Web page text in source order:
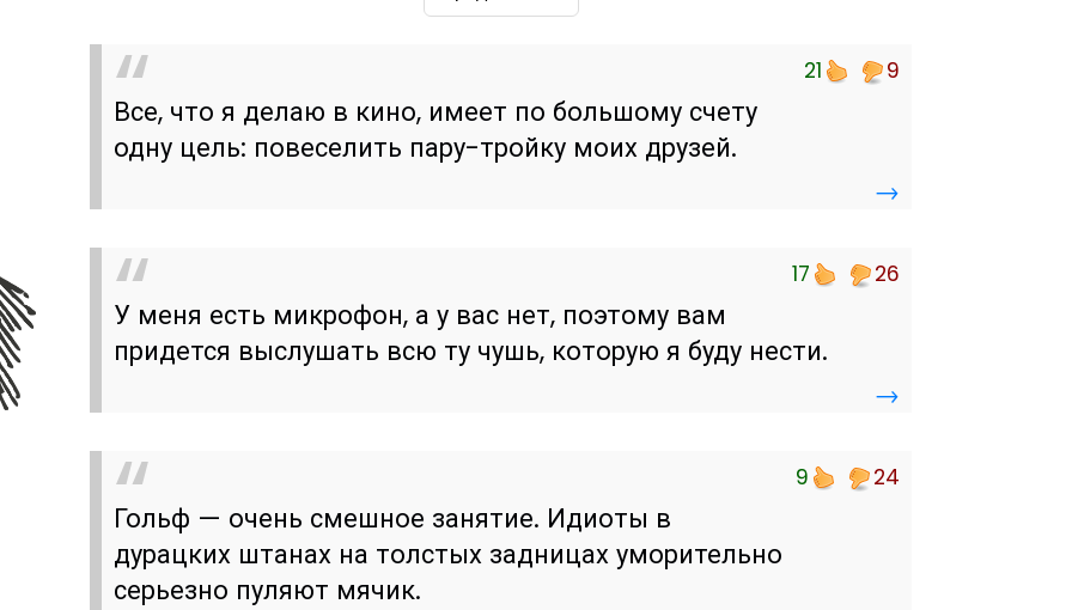
21 9
Все, что я делаю в кино, имеет по большому счету
одну цель: повеселить пару-тройку моих друзей.
→
17 26
У меня есть микрофон, а у вас нет, поэтому вам
придется выслушать всю ту чушь, которую я буду нести.
→
9 24
Гольф — очень смешное занятие. Идиоты в
дурацких штанах на толстых задницах уморительно
серьезно пуляют мячик.